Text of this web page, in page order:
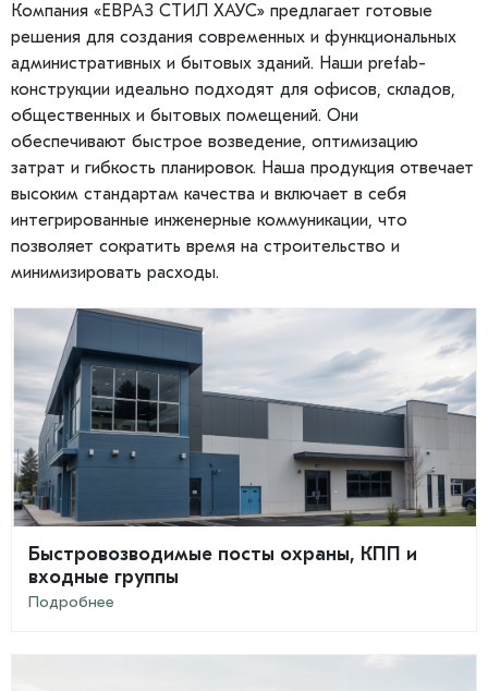
Компания «ЕВРАЗ СТИЛ ХАУС» предлагает готовые
решения для создания современных и функциональных
административных и бытовых зданий. Наши prefab-
конструкции идеально подходят для офисов, складов,
общественных и бытовых помещений. Они
обеспечивают быстрое возведение, оптимизацию
затрат и гибкость планировок. Наша продукция отвечает
высоким стандартам качества и включает в себя
интегрированные инженерные коммуникации, что
позволяет сократить время на строительство и
минимизировать расходы.
Быстровозводимые посты охраны, КПП и
входные группы
Подробнее